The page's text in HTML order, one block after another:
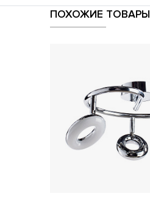
ПОХОЖИЕ ТОВАРЫ